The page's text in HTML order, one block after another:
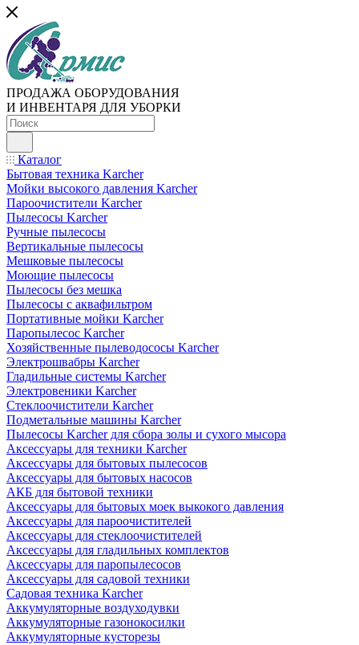
ПРОДАЖА ОБОРУДОВАНИЯ
И ИНВЕНТАРЯ ДЛЯ УБОРКИ
Каталог
Бытовая техника Karcher
Мойки высокого давления Karcher
Пароочистители Karcher
Пылесосы Karcher
Ручные пылесосы
Вертикальные пылесосы
Мешковые пылесосы
Моющие пылесосы
Пылесосы без мешка
Пылесосы с аквафильтром
Портативные мойки Karcher
Паропылесос Karcher
Хозяйственные пылеводососы Karcher
Электрошвабры Karcher
Гладильные системы Karcher
Электровеники Karcher
Стеклоочистители Karcher
Подметальные машины Karcher
Пылесосы Karcher для сбора золы и сухого мысора
Аксессуары для техники Karcher
Аксессуары для бытовых пылесосов
Аксессуары для бытовых насосов
АКБ для бытовой техники
Аксессуары для бытовых моек выкокого давления
Аксессуары для пароочистителей
Аксессуары для стеклоочистителей
Аксессуары для гладильных комплектов
Аксессуары для паропылесосов
Аксессуары для садовой техники
Садовая техника Karcher
Аккумуляторные воздуходувки
Аккумуляторные газонокосилки
Аккумуляторные кусторезы